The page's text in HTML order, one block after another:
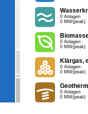
0 Anlagen
0 MW(peak)
0 Anlagen
0 MW(peak)
Klärgas,
0 Anlagen
0 MW(peak)
0 Anlagen
0 MW(peak)